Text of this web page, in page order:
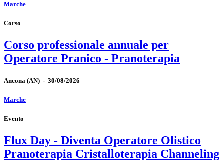
Marche
Corso
Corso professionale annuale per
Operatore Pranico - Pranoterapia
Ancona (AN) - 30/08/2026
Marche
Evento
Flux Day - Diventa Operatore Olistico
Pranoterapia Cristalloterapia Channeling